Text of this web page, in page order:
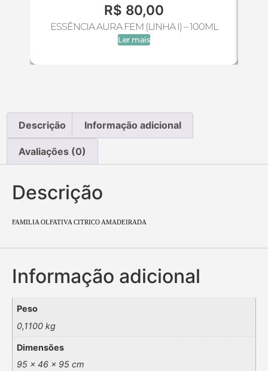
R$ 80,00
ESSÊNCIA AURA FEM (LINHA I) – 100ML
Ler mais
Descrição Informação adicional
Avaliações (0)
Descrição
FAMILIA OLFATIVA CITRICO AMADEIRADA
Informação adicional
Peso
0,1100 kg
Dimensões
95 × 46 × 95 cm